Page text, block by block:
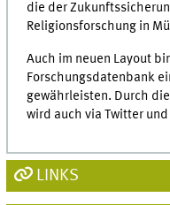
die der
Religionsforschung in
Auch im neuen Layout
Forschungsdatenbank
gewährleisten. Durch
wird auch via Twitter
LINKS